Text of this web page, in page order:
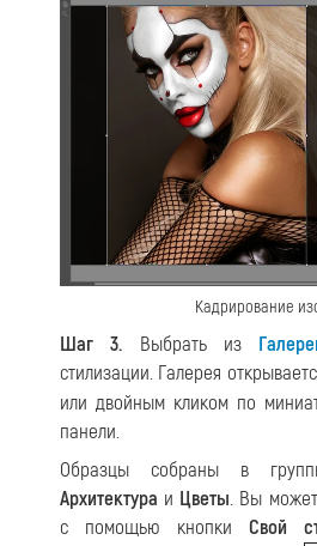
Кадрирование
Шаг 3. Выбрать из
стилизации. Галерея
или двойным кликом по
панели.
Образцы собраны в
Архитектура и Цветы. Вы
с помощью кнопки Cвой